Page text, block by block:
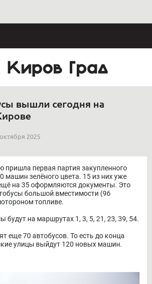
вышли сегодня на
2025
пришла первая партия закупленного
машин зелёного цвета. 15 из них уже
на 35 оформляются документы. Это
большой вместимости (96
топливе.
будут на маршрутах 1, 3, 5, 21, 23, 39, 54.
еще 70 автобусов. То есть до конца
улицы выйдут 120 новых машин.